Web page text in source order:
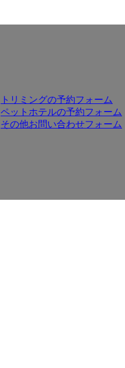
トリミングの予約フォーム
ペットホテルの予約フォーム
その他お問い合わせフォーム